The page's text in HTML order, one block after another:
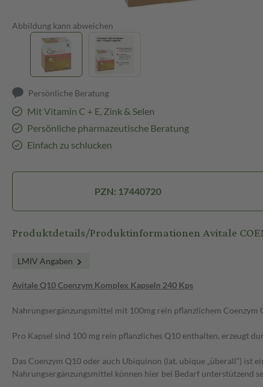
Abbildung kann abweichen
Persönliche Beratung
Mit Vitamin C + E, Zink & Selen
Persönliche pharmazeutische Beratung
Einfach zu schlucken
PZN: 17440720
Produktdetails/Produktinformationen Avitale
LMIV Angaben
Avitale Q10 Coenzym Komplex Kapseln 240 Kps
Nahrungsergänzungsmittel mit 100mg rein pflanzlichem Coenzym
Pro Kapsel sind 100 mg rein pflanzliches Q10 enthalten, erzeugt
Das Coenzym Q10 oder auch Ubiquinon (lat. ubique „überall“) ist
Nahrungsergänzungsmittel können hier bei Bedarf unterstützend